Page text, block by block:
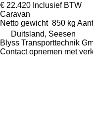
€ 22.420 Inclusief BTW
Caravan
Netto gewicht 850 kg
Duitsland, Seesen
Blyss Transporttechnik
Contact opnemen met